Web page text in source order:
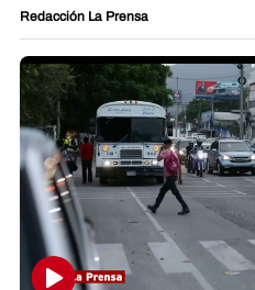
Redacción La Prensa